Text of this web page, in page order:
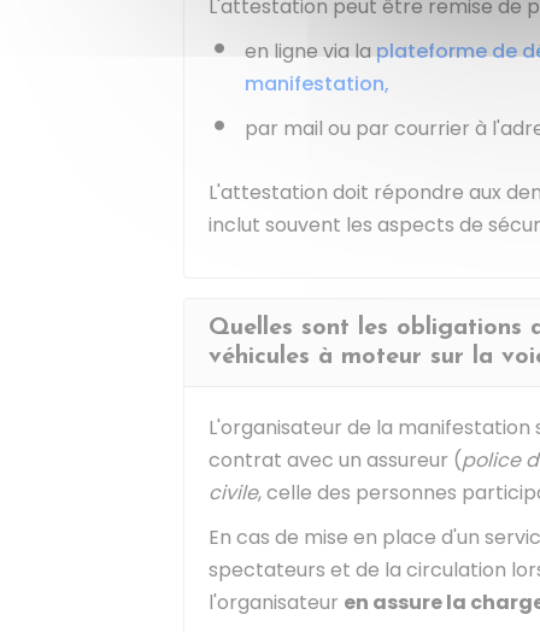
L'attestation peut être remise de
en ligne via laplateforme de
manifestation,
par mail ou par courrier à
L'attestation doit répondre aux
inclut souvent les aspects de
Quelles sont les obligations
véhicules à moteur sur la
L'organisateur de la
contrat avec un assureur (police
civile, celle des personnes
En cas de mise en place d'un
spectateurs et de la circulation
l'organisateur en assure la